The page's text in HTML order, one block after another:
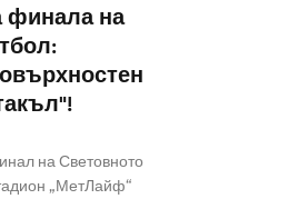
финала на
на Световното
„МетЛайф“